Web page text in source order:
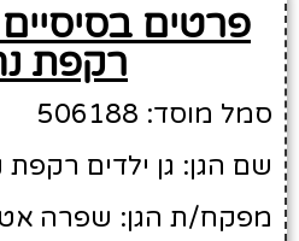
פרטים בסיסיים
רקפת
סמל מוסד: 506188
שם הגן: גן ילדים רקפת
מפקח/ת הגן: שפרה